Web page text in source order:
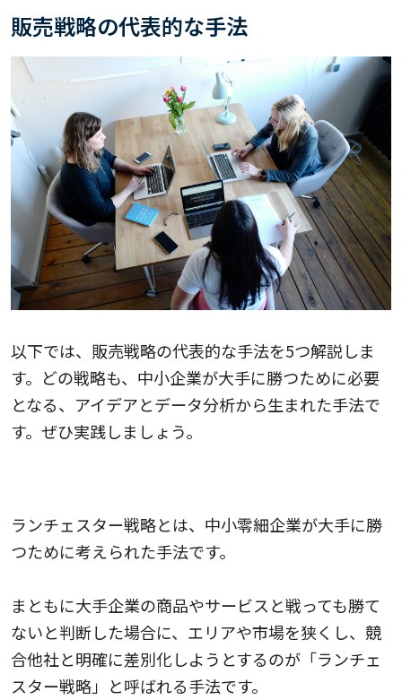
販売戦略の代表的な手法
以下では、販売戦略の代表的な手法を5つ解説しま
す。どの戦略も、中小企業が大手に勝つために必要
となる、アイデアとデータ分析から生まれた手法で
す。ぜひ実践しましょう。
ランチェスター戦略とは、中小零細企業が大手に勝
つために考えられた手法です。
まともに大手企業の商品やサービスと戦っても勝て
ないと判断した場合に、エリアや市場を狭くし、競
合他社と明確に差別化しようとするのが「ランチェ
スター戦略」と呼ばれる手法です。